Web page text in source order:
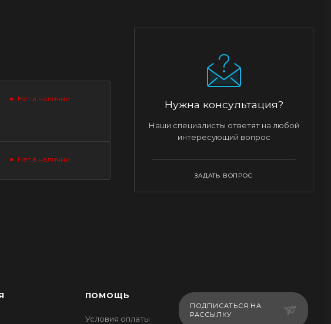
Нет в наличии
Нет в наличии
Нужна консультация?
Наши специалисты ответят на любой
интересующий вопрос
ЗАДАТЬ ВОПРОС
ПОМОЩЬ
Условия оплаты
ПОДПИСАТЬСЯ НА
РАССЫЛКУ